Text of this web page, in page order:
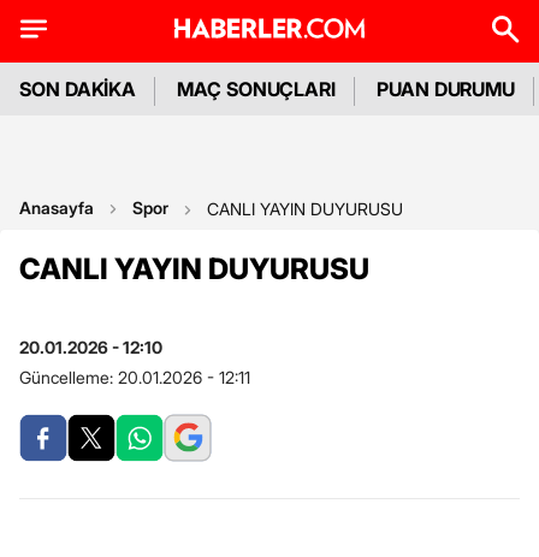
SON DAKİKA MAÇ SONUÇLARI PUAN DURUMU
Anasayfa Spor CANLI YAYIN DUYURUSU
CANLI YAYIN DUYURUSU
20.01.2026 - 12:10
Güncelleme: 20.01.2026 - 12:11